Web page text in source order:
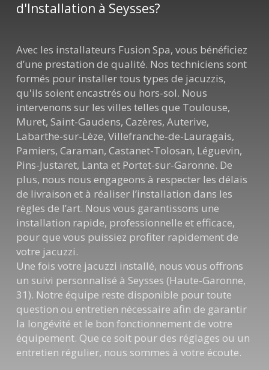
d'Installation à Seysses?
Avec les installateurs Fusion Spa, vous bénéficiez
d’une prestation de qualité. Nos techniciens sont
formés pour installer tous types de jacuzzis,
qu'ils soient encastrés ou hors-sol. Nous
intervenons sur les villes telles que Toulouse,
Muret, Saint-Gaudens, Cazères, Auterive,
Labarthe-sur-Lèze, Villefranche-de-Lauragais,
Pamiers, Caraman, Castanet-Tolosan, Léguevin,
Pins-Justaret, Lanta et Portet-sur-Garonne. De
plus, nous nous engageons à respecter les délais
de livraison et à réaliser l’installation dans les
règles de l’art. Nous vous garantissons une
installation rapide, professionnelle et efficace,
pour que vous puissiez profiter rapidement de
votre jacuzzi.
Une fois votre jacuzzi installé, nous vous offrons
un suivi personnalisé à Seysses (Haute-Garonne,
31). Notre équipe reste disponible pour toute
question ou entretien nécessaire afin de garantir
la longévité et le bon fonctionnement de votre
équipement. Que ce soit pour des réglages ou un
entretien régulier, nous sommes à votre écoute.